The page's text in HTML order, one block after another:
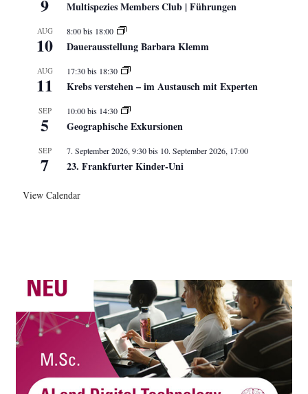
9 Multispezies Members Club | Führungen
AUG
10
8:00bis 18:00
Dauerausstellung Barbara Klemm
AUG
11
17:30bis 18:30
Krebs verstehen – im Austausch mit Experten
SEP
5
10:00bis 14:30
Geographische Exkursionen
SEP
7
7. September 2026, 9:30bis 10. September 2026, 17:00
23. Frankfurter Kinder-Uni
View Calendar